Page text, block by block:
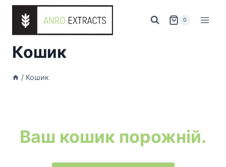
Перейти
вмісту
0
Кошик
/ Кошик
Ваш кошик порожній.